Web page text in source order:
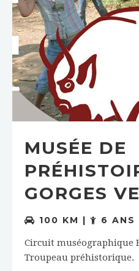
MUSÉE DE
GORGES
100 KM | 6 ANS
Circuit muséographique
Troupeau préhistorique.